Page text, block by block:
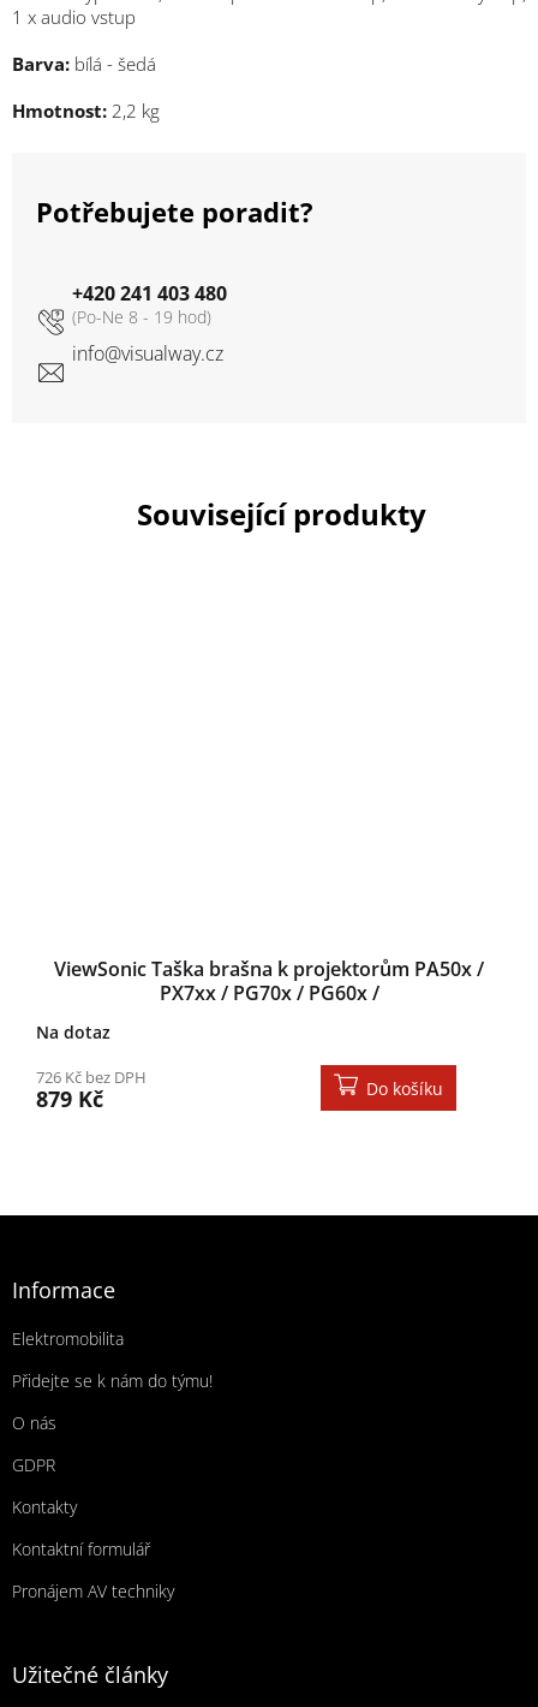
Související produkty
ViewSonic Taška brašna k projektorům PA50x /
PX7xx / PG70x / PG60x /
Na dotaz
726 Kč bez DPH
879 Kč Do košíku
1 x audio vstup
Barva: bílá - šedá
Hmotnost: 2,2 kg
Potřebujete poradit?
info@visualway.cz
+420 241 403 480
Zápatí
Informace
Elektromobilita
Přidejte se k nám do týmu!
O nás
GDPR
Kontakty
Kontaktní formulář
Pronájem AV techniky
Užitečné články